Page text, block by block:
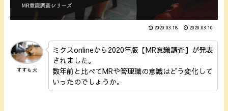
2020.03.18 2020.03.10
すすも犬
ミクスonlineから2020年版【MR意識調査】が発表
されました。
数年前と比べてMRや管理職の意識はどう変化して
いったのでしょうか。